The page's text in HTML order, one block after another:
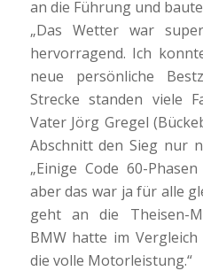
an die Führung und
„Das Wetter war
hervorragend. Ich
neue persönliche
Strecke standen viele
Vater Jörg Gregel
Abschnitt den Sieg nur
„Einige Code 60-
aber das war ja für alle
geht an die Theisen-
BMW hatte im
die volle Motorleistung.“